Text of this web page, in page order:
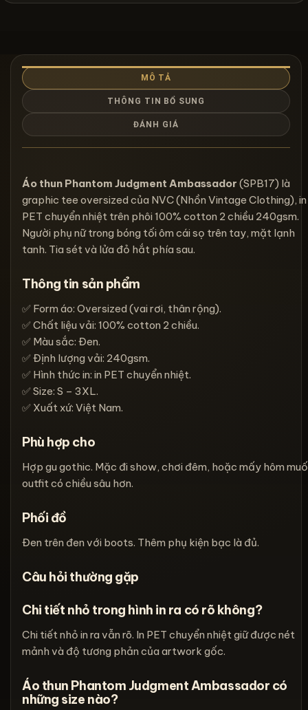
MÔ TẢ
THÔNG TIN BỔ SUNG
ĐÁNH GIÁ
Áo thun Phantom Judgment Ambassador (SPB17) là
graphic tee oversized của NVC (Nhồn Vintage Clothing), in
PET chuyển nhiệt trên phôi 100% cotton 2 chiều 240gsm.
Người phụ nữ trong bóng tối ôm cái sọ trên tay, mặt lạnh
tanh. Tia sét và lửa đỏ hắt phía sau.
Thông tin sản phẩm
✅ Form áo: Oversized (vai rơi, thân rộng).
✅ Chất liệu vải: 100% cotton 2 chiều.
✅ Màu sắc: Đen.
✅ Định lượng vải: 240gsm.
✅ Hình thức in: in PET chuyển nhiệt.
✅ Size: S – 3XL.
✅ Xuất xứ: Việt Nam.
Phù hợp cho
Hợp gu gothic. Mặc đi show, chơi đêm, hoặc mấy hôm
outfit có chiều sâu hơn.
Phối đồ
Đen trên đen với boots. Thêm phụ kiện bạc là đủ.
Câu hỏi thường gặp
Chi tiết nhỏ trong hình in ra có rõ không?
Chi tiết nhỏ in ra vẫn rõ. In PET chuyển nhiệt giữ được nét
mảnh và độ tương phản của artwork gốc.
Áo thun Phantom Judgment Ambassador có
những size nào?